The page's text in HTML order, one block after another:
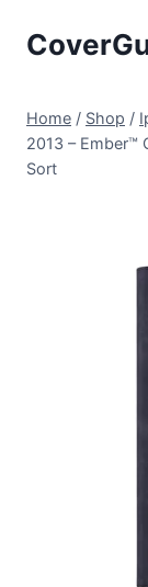
Home / Shop /
2013 – Ember™
Sort